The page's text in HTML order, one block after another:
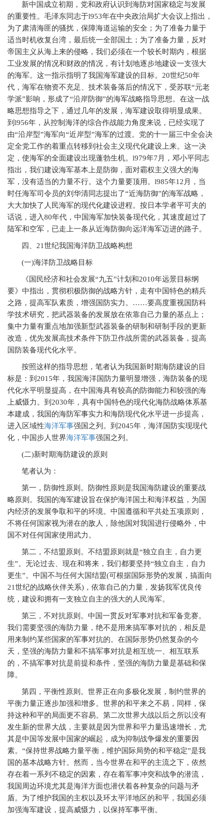
新中国成立初期，党和政府认识到海防对国家稳定与发展
的重要性。毛泽东同志于l953年在中央政治局扩大会议上指出，
为了肃清海匪的骚扰，保障海道运输的安全；为了准备力量于
适当时机收复台湾，最后统一全部国土；为了准备力量，反对
帝国主义从海上来的侵略，我们必须在一个较长时期内，根据
工业发展的情况和财政的情况，有计划地逐步地建设一支强大
的海军。这一指示指明了我国海军建设的目标。 20世纪50年
代，海军在物资不充足、技术装备落后的情况下，受苏联“元老
学派”影响，形成了“沿岸防御”的海军战略指导思想。在这一战
略思想指导之下，通过几年的发展，海军建设取得明显成果。
到 l956年，从控制海洋的综合作战能力角度来说，已经实现了
由“沿岸型”海军向“近岸型”海军的过渡。党的十一届三中全会决
定全党工作的着重点转移到社会主义现代化建设上来。这一决
定，使海军的全面建设出现蓬勃生机。 l979年7月，邓小平同志
指出，我们建设海军基本上是防御，面对霸权主义强大的海
军，没有适当的力量不行。这个力量要顶用。 l985年12月，当
时任海军司令员的刘华清同志提出了“近海防御”的海军战略，
大大加快了人民海军的现代化建设进程。按日本学者平可夫的
话说，进入80年代，中国海军加快装备现代化，其速度超过了
陆军和空军，已走上一条从近海防御向远洋海军迈进的路子。
四、 21世纪我国海洋防卫战略构想
(一)海洋防卫战略目标
《国民经济和社会发展“九五”计划和2010年远景目标纲
要》中指出，贯彻积极防御的战略方针，走有中国特色的精兵
之路，提高军队素质，增强国防实力。……要高度重视国防科
学技术研究，把武器装备的发展放在依靠自己力量的基点上；
集中力量有重点地加强新型武器装备的研制和研制手段的更新
改造，优先发展高技术条件下防卫作战所需的武器装备，提高
国防装备现代化水平。
按照这样的指导思想，笔者认为我国新时期海防建设的目
标是：到 2015年，我国海洋国防力量明显增强，海防装备的现
代化水平明显提高，在中国海具有较高的防御能力和较强的海
上威慑力。到 2030年，具有中国特色的现代化海防战略体系基
本建成，我国的海防军事实力和海防现代化水平进一步提高，
进入区域性海洋军事强国之列。到 2045年，海洋国防实现现代
化，中国步人世界海洋军事强国之列。
(二)新时期海防建设的原则
笔者认为：
第一，防御性原则。防御性原则是我国海防建设的重要战
略原则。我国的海军建设旨在保护海洋国土和海洋权益，为国
内经济的发展争取和平的环境。中国遵循和平共处五项原则，
不将任何国家视为潜在的敌人，除他国对我国进行侵略外，中
国不对任何国家使用武力。
第二，不结盟原则。不结盟原则就是“独立自主，自力更
生”。无论过去、现在和将来，我们都要坚持“独立自主，自力
更生”。中国不与任何大国结盟(可根据国际形势的发展，搞面向
21世纪的战略伙伴关系) ，依靠自己的力量，发扬我军优良传
统，建设和拥有一支独立自主的强大的人民海军。
第三，不对抗原则。中国一贯反对军事对抗和军备竞赛。
我们需要坚强的海防力量，绝不是用来搞军事对抗的，相反是
用来制约某些国家的军事对抗的。在国际形势仍然复杂的今
天，坚强的海防力量和不搞军事对抗是相互统一、相互联系
的，不搞军事对抗是前提和条件，坚强的海防力量是基础和保
障。
第四，平衡性原则。世界正在向多极化发展，制约世界的
平衡力量正逐步加强和增多。世界的和平来之不易，同样，保
持这种和平的局面更不容易。第二次世界大战以后之所以没有
发生新的世界大战，主要就是因为世界和平力量迅速增长，尤
其是中国等发展中国家的崛起，成为抑制战争爆发的重要因
素。“保持世界战略力量平衡，维护国际局势的和平稳定”是我
国的基本战略方针。然而，当今世界在和平的主流之下，依然
存在着一系列不稳定的因素，存在着军事冲突和战争的潜流，
我国周边环境尤其是海洋方面也潜伏着各种复杂的问题与矛
盾。为了维护我国的主权以及环太平洋地区的和平，我国必须
加强海军建设，提高威慑力，以保持军事平衡。